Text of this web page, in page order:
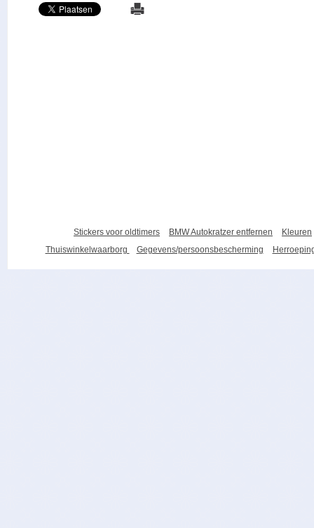
Stickers voor oldtimers BMW Autokratzer entfernen
Kleuren
Thuiswinkelwaarborg
Gegevens/persoonsbescherming